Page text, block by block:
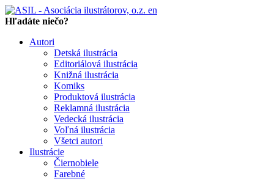
en
Hľadáte niečo?
Autori
Detská ilustrácia
Editoriálová ilustrácia
Knižná ilustrácia
Komiks
Produktová ilustrácia
Reklamná ilustrácia
Vedecká ilustrácia
Voľná ilustrácia
Všetci autori
Ilustrácie
Čiernobiele
Farebné